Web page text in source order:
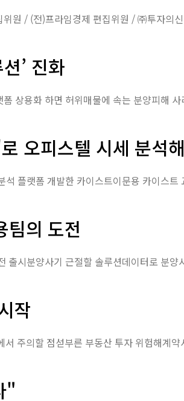
’ 진화
시세 분석해보니… [視리즈]
의 도전
작
"